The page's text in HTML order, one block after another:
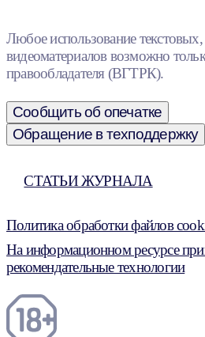
Любое использование
видеоматериалов возможно
правообладателя (ВГТРК).
Сообщить об опечатке
Обращение в техподдержку
СТАТЬИ ЖУРНАЛА
Политика обработки файлов
На информационном ресурсе
рекомендательные технологии